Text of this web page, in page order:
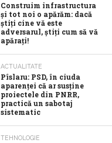
Construim infrastructura
și tot noi o apărăm: dacă
știți cine vă este
adversarul, știți cum să vă
apărați!
ACTUALITATE
Pîslaru: PSD, în ciuda
aparenței că ar susține
proiectele din PNRR,
practică un sabotaj
sistematic
TEHNOLOGIE